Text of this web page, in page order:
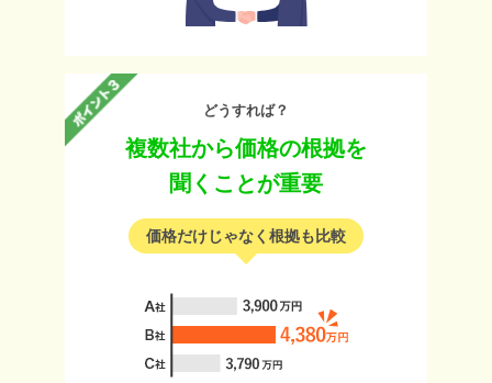
どうすれば？
複数社から価格の根拠を
聞くことが重要
価格だけじゃなく根拠も比較